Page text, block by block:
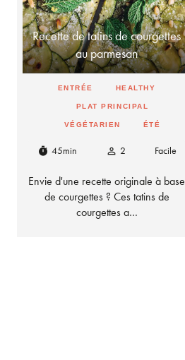
Recette de tatins de courgettes
au parmesan
ENTRÉE HEALTHY
PLAT PRINCIPAL
VÉGÉTARIEN ÉTÉ
timer 45min person_outline 2 Facile
Envie d'une recette originale à base
de courgettes ? Ces tatins de
courgettes a…